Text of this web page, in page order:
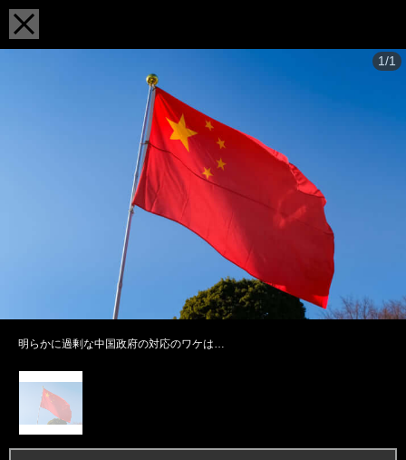
1/1
明らかに過剰な中国政府の対応のワケは…